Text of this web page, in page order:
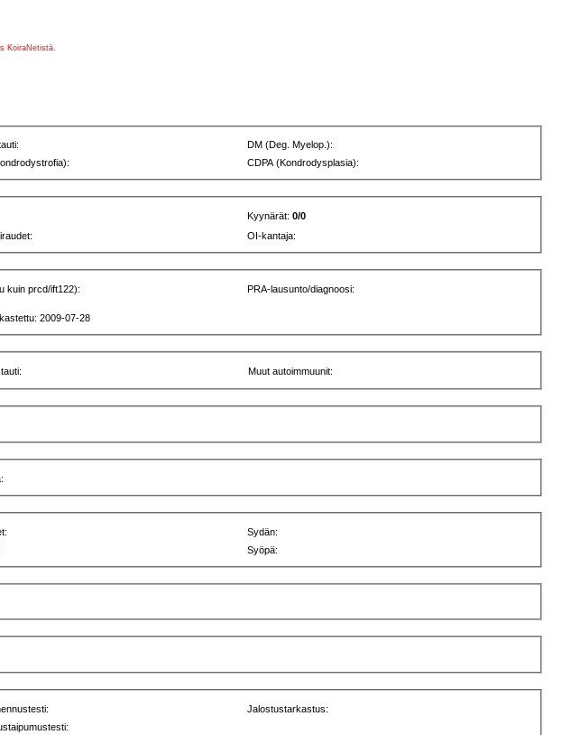
KoiraNetistä.
DM (Deg. Myelop.):
CDPA (Kondrodysplasia):
Kyynärät:0/0
OI-kantaja:
kuin prcd/ift122): PRA-lausunto/diagnoosi:
2009-07-28
Muut autoimmuunit:
Sydän:
Syöpä:
Jalostustarkastus: